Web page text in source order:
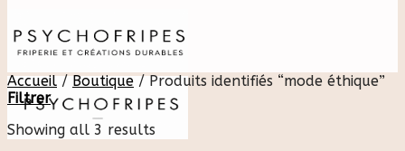
Accueil / Boutique /Produits identifiés “mode éthique”
Filtrer
Showing all 3 results